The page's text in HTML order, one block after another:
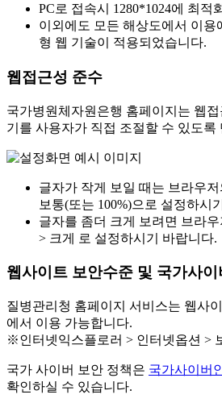
PC로 접속시 1280*1024에 최적
이외에도 모든 해상도에서 이용
형 웹 기술이 적용되었습니다.
웹접근성 준수
국가병원체자원은행 홈페이지는 웹
기를 사용자가 직접 조절할 수 있도록
글자가 작게 보일 때는 브라우
보통(또는 100%)으로 설정하시
글자를 좀더 크게 보려면 브라우
> 크게 로 설정하시기 바랍니다.
웹사이트 보안수준 및 국가사이
질병관리청 홈페이지 서비스는 웹사
에서 이용 가능합니다.
※인터넷익스플로러 > 인터넷옵션 >
국가 사이버 보안 정책은 국가사이버
확인하실 수 있습니다.